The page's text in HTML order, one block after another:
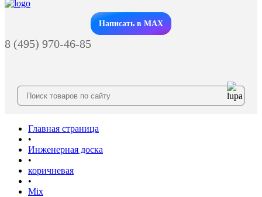
Заказать звонок
Написать в MAX
8 (495) 970-46-85
Главная страница
•
Инженерная доска
•
коричневая
•
Mix